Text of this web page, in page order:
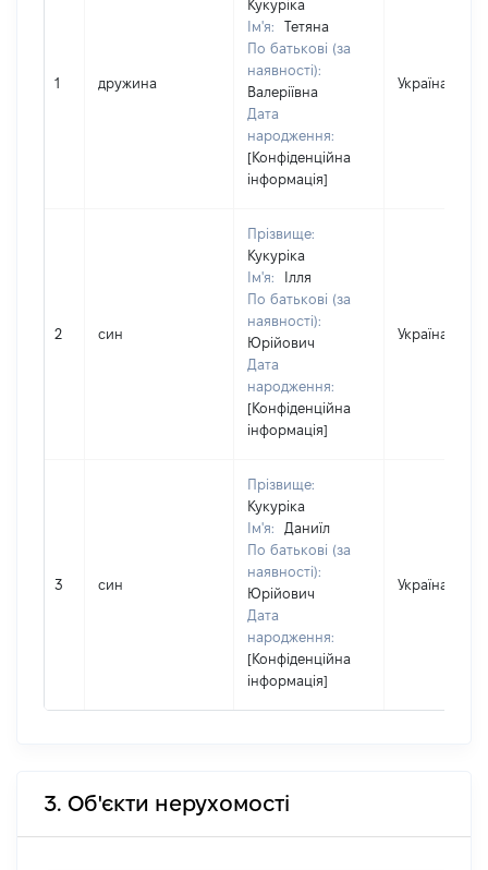
1 дружина
Кукуріка
Ім'я:
Тетяна
По батькові (за
наявності):
Валеріївна
Дата
народження:
[Конфіденційна
інформація]
Україна
2 син
Прізвище:
Кукуріка
Ім'я:
Ілля
По батькові (за
наявності):
Юрійович
Дата
народження:
[Конфіденційна
інформація]
Україна
3 син
Прізвище:
Кукуріка
Ім'я:
Даниїл
По батькові (за
наявності):
Юрійович
Дата
народження:
[Конфіденційна
інформація]
Україна
3. Об'єкти нерухомості